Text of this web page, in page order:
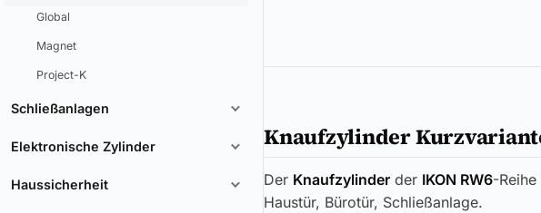
Global
Magnet
Project-K
Schließanlagen
Elektronische Zylinder
Haussicherheit
Knaufzylinder
Der Knaufzylinder der IKON RW6-
Haustür, Bürotür, Schließanlage.